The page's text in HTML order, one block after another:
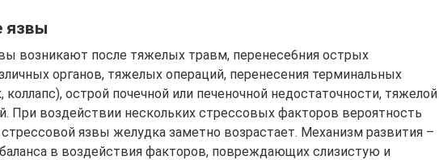
язвы
возникают после тяжелых травм, перенесе6ния острых
органов, тяжелых операций, перенесения терминальных
острой почечной или печеночной недостаточности, тяжелой
При воздействии нескольких стрессовых факторов вероятность
язвы желудка заметно возрастает. Механизм развития –
в воздействия факторов, повреждающих слизистую и